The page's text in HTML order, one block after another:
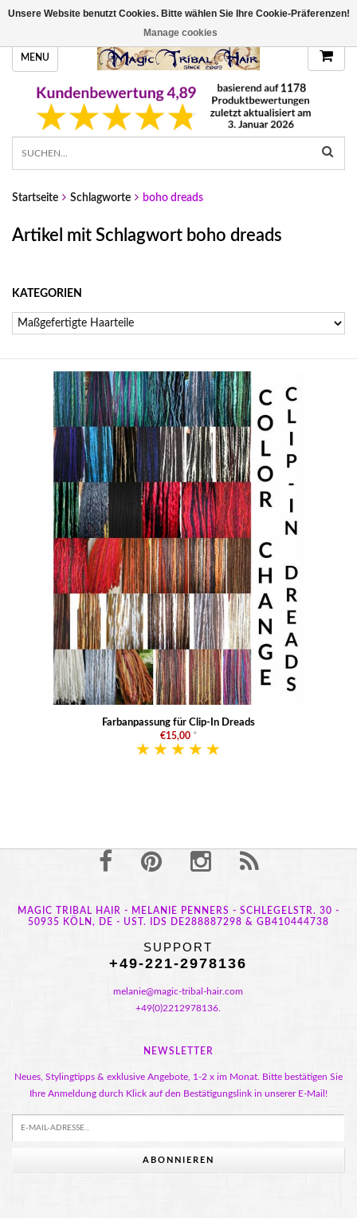
HANDGEFERTIGTE HAARTEILE, DEINE FARBE
MENU
Startseite Schlagworte boho dreads
Artikel mit Schlagwort boho dreads
KATEGORIEN
Farbanpassung für Clip-In Dreads
€15,00 *
MAGIC TRIBAL HAIR - MELANIE PENNERS - SCHLEGELSTR. 30 -
50935 KÖLN, DE - UST. IDS DE288887298 & GB410444738
SUPPORT
+49-221-2978136
melanie@magic-tribal-hair.com
+49(0)2212978136.
NEWSLETTER
Neues, Stylingtipps & exklusive Angebote, 1-2 x im Monat. Bitte bestätigen Sie
Ihre Anmeldung durch Klick auf den Bestätigungslink in unserer E-Mail!
ABONNIEREN
Unsere Website benutzt Cookies. Bitte wählen Sie Ihre Cookie-Präferenzen!
Manage cookies